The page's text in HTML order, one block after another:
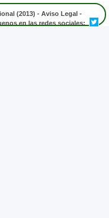
(2013) - Aviso Legal -
en las redes sociales: